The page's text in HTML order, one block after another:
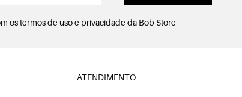
ostermos de uso e privacidadeda Bob Store
ATENDIMENTO